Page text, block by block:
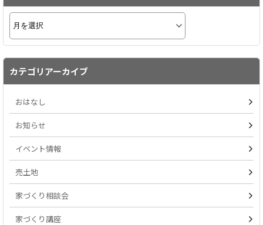
カテゴリアーカイブ
おはなし
お知らせ
イベント情報
売土地
家づくり相談会
家づくり講座